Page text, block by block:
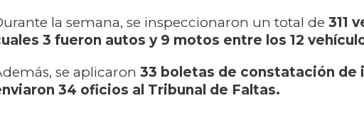
la semana, se inspeccionaron un total de 311
3 fueron autos y 9 motos entre los 12
se aplicaron 33 boletas de constatación de
34 oficios al Tribunal de Faltas.